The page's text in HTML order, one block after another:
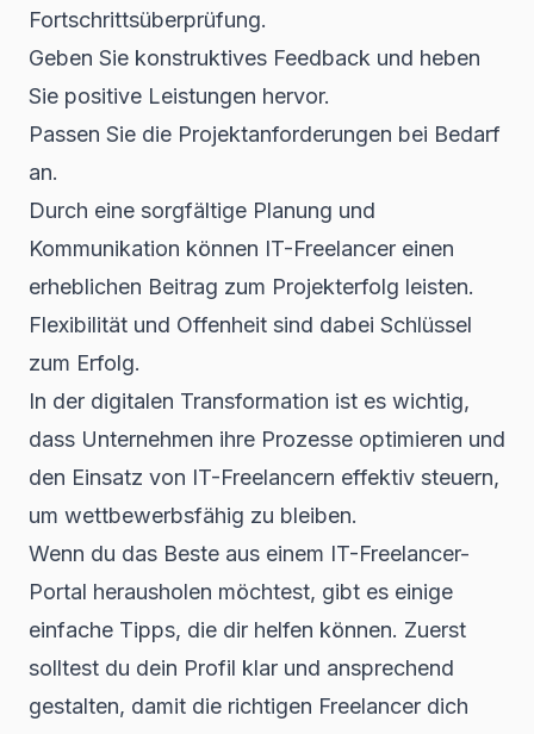
Fortschrittsüberprüfung.
Geben Sie konstruktives Feedback und heben
Sie positive Leistungen hervor.
Passen Sie die Projektanforderungen bei Bedarf
an.
Durch eine sorgfältige Planung und
Kommunikation können IT-Freelancer einen
erheblichen Beitrag zum Projekterfolg leisten.
Flexibilität und Offenheit sind dabei Schlüssel
zum Erfolg.
In der digitalen Transformation ist es wichtig,
dass Unternehmen ihre Prozesse optimieren und
den Einsatz von IT-Freelancern effektiv steuern,
um wettbewerbsfähig zu bleiben.
Wenn du das Beste aus einem IT-Freelancer-
Portal herausholen möchtest, gibt es einige
einfache Tipps, die dir helfen können. Zuerst
solltest du dein Profil klar und ansprechend
gestalten, damit die richtigen Freelancer dich